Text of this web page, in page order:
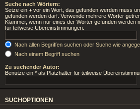
Suche nach Wörtern:
Setze ein + vor ein Wort, das gefunden werden muss
gefunden werden darf. Verwende mehrere Wörter
Klammer, wenn nur eines der Wörter gefunden werden
für teilweise Übereinstimmungen.
Nach allen Begriffen suchen oder Suche wie
Nach einem Begriff suchen
Zu suchender Autor:
Benutze ein * als Platzhalter für teilweise
SUCHOPTIONEN